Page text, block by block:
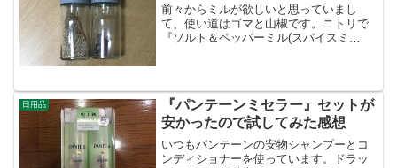
前々からミルが欲しいと思っていまし
て、使い道はゴマと山椒です。ニトリで
『ソルト＆ペッパーミル(スパイスミ
ます！ニトリ『ソルト＆ペッパ...
日用品
『パンテーンミセラー』セットが
安かったので試してみた感想
いつもパンテーンの安物シャンプーとコ
ンディショナーを使っています。ドラッ